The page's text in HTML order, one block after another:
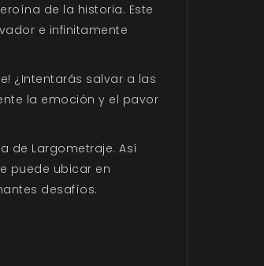
de la historia. Este
e infinitamente
¿Intentarás salvar a las
la emoción y el pavor
de Largometraje. Así
puede ubicar en
desafíos.